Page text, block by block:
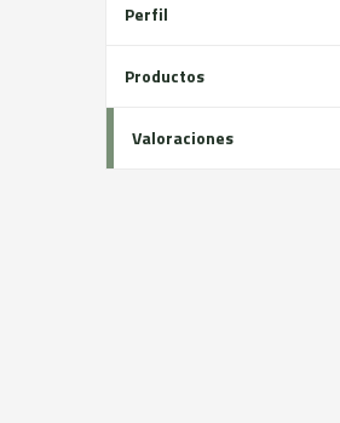
Perfil
Productos
Valoraciones